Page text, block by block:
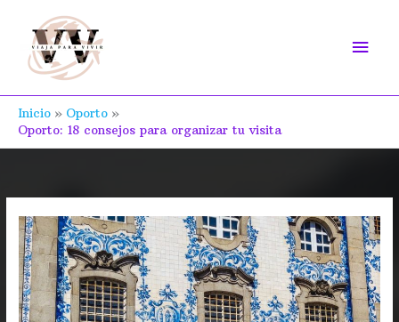
contenido
Inicio
Oporto
Oporto: 18 consejos para organizar tu visita